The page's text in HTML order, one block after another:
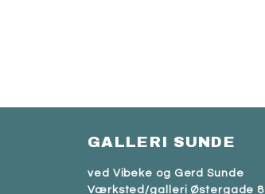
GALLERI SUNDE
ved Vibeke og Gerd Sunde
Værksted/galleri Østergade 8